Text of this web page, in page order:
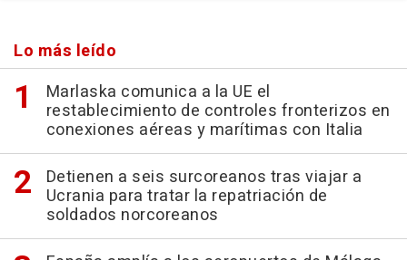
Lo más leído
Marlaska comunica a la UE el
restablecimiento de controles fronterizos en
conexiones aéreas y marítimas con Italia
Detienen a seis surcoreanos tras viajar a
Ucrania para tratar la repatriación de
soldados norcoreanos